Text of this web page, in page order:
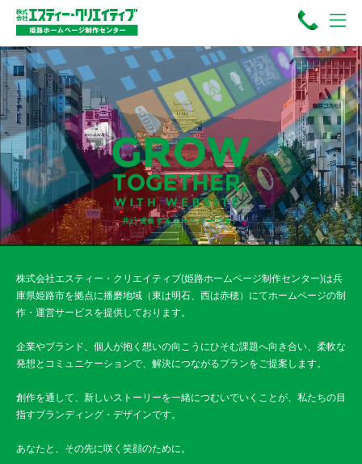
共に成長するホームページを。
株式会社エスティー・クリエイティブ(姫路ホームページ制作センター)は兵
庫県姫路市を拠点に播磨地域（東は明石、西は赤穂）にてホームページの制
作・運営サービスを提供しております。
企業やブランド、個人が抱く想いの向こうにひそむ課題へ向き合い、柔軟な
発想とコミュニケーションで、解決につながるプランをご提案します。
創作を通して、新しいストーリーを一緒につむいでいくことが、私たちの目
指すブランディング・デザインです。
あなたと、その先に咲く笑顔のために。